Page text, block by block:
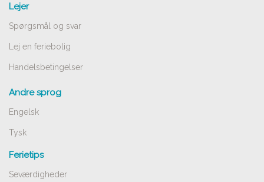
Lejer
Spørgsmål og svar
Lej en feriebolig
Handelsbetingelser
Andre sprog
Engelsk
Tysk
Ferietips
Seværdigheder